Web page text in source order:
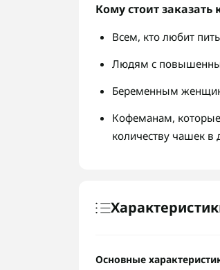
Кому стоит заказать
Всем, кто любит
Людям с
Беременным
Кофеманам,
количеству чашек в
Основные